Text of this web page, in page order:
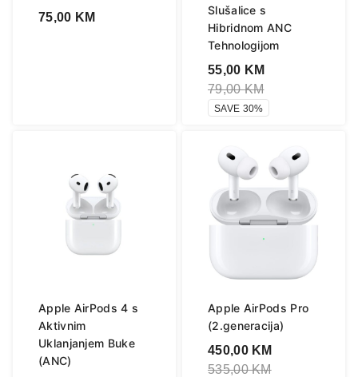
75,00 KM
Slušalice s
Hibridnom ANC
Tehnologijom
55,00 KM
79,00KM
SAVE 30%
Apple AirPods 4 s
Aktivnim
Uklanjanjem Buke
(ANC)
Apple AirPods Pro
(2.generacija)
450,00 KM
535,00KM